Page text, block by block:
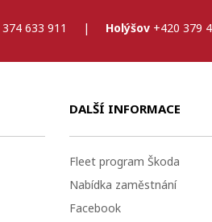
633 911 | Holýšov +420 379
DALŠÍ INFORMACE
Fleet program Škoda
Nabídka zaměstnání
Facebook